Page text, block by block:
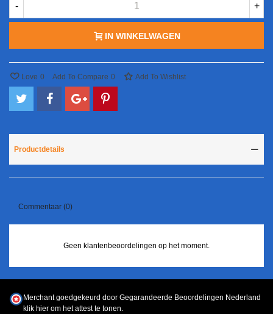
- +
IN WINKELWAGEN
Love 0 Add To Compare 0 Add To Wishlist
Productdetails
Commentaar (0)
Geen klantenbeoordelingen op het moment.
Merchant goedgekeurd door Gegarandeerde Beoordelingen Nederland
klik hier om het attest te tonen